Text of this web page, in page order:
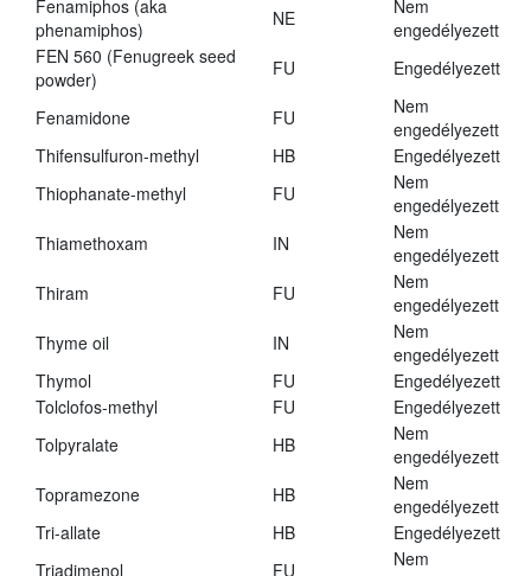
Fenamiphos (aka
phenamiphos)
NE
Nem
engedélyezett
FEN 560 (Fenugreek seed
powder)
FU Engedélyezett
Fenamidone FU
Nem
engedélyezett
Thifensulfuron-methyl
HB
Engedélyezett
Thiophanate-methyl
FU
Nem
engedélyezett
Thiamethoxam
IN
Nem
engedélyezett
Thiram
FU
Nem
engedélyezett
Thyme oil
IN
Nem
engedélyezett
Thymol
FU
Engedélyezett
Tolclofos-methyl
FU
Engedélyezett
Tolpyralate
HB
Nem
engedélyezett
Topramezone
HB
Nem
engedélyezett
Tri-allate
HB
Engedélyezett
Triadimenol
FU
Nem